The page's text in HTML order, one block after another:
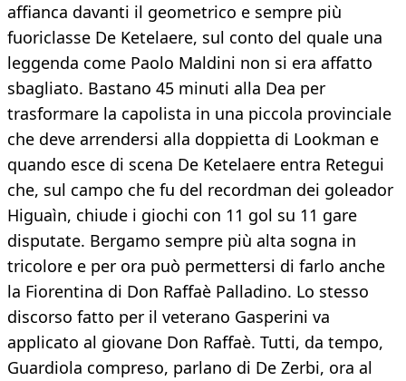
affianca davanti il geometrico e sempre più
fuoriclasse De Ketelaere, sul conto del quale una
leggenda come Paolo Maldini non si era affatto
sbagliato. Bastano 45 minuti alla Dea per
trasformare la capolista in una piccola provinciale
che deve arrendersi alla doppietta di Lookman e
quando esce di scena De Ketelaere entra Retegui
che, sul campo che fu del recordman dei goleador
Higuaìn, chiude i giochi con 11 gol su 11 gare
disputate. Bergamo sempre più alta sogna in
tricolore e per ora può permettersi di farlo anche
la Fiorentina di Don Raffaè Palladino. Lo stesso
discorso fatto per il veterano Gasperini va
applicato al giovane Don Raffaè. Tutti, da tempo,
Guardiola compreso, parlano di De Zerbi, ora al